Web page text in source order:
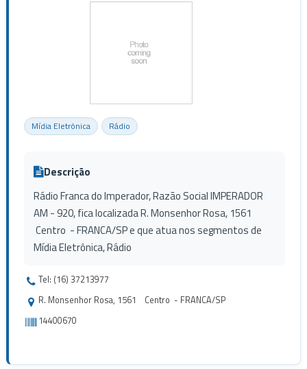
Mídia Eletrônica Rádio
Descrição
Rádio Franca do Imperador, Razão Social IMPERADOR
AM - 920, fica localizada R. Monsenhor Rosa, 1561
Centro - FRANCA/SP e que atua nos segmentos de
Mídia Eletrônica, Rádio
Tel: (16) 37213977
R. Monsenhor Rosa, 1561 Centro - FRANCA/SP
14400670